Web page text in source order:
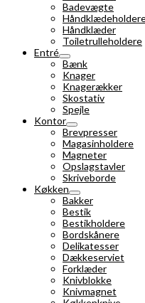
Badevægte
Håndklæder
Toiletrulleholdere
Entré
Bænk
Knager
Knagerækker
Skostativ
Spejle
Kontor
Brevpresser
Magasinholdere
Magneter
Opslagstavler
Skriveborde
Køkken
Bakker
Bestik
Bestikholdere
Bordskånere
Delikatesser
Dækkeserviet
Forklæder
Knivblokke
Knivmagnet